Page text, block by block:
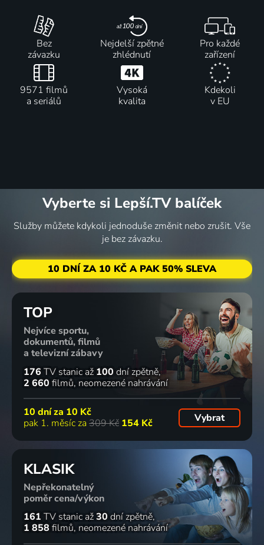
Bez
závazku
Nejdelší zpětné
zhlédnutí
Pro každé
zařízení
9571 filmů
a seriálů
Vysoká
kvalita
Kdekoli
v EU
Vyberte si Lepší.TV balíček
Služby můžete kdykoli jednoduše změnit nebo zrušit. Vše
je bez závazku.
10 DNÍ ZA 10 KČ A PAK 50% SLEVA
TOP
Nejvíce sportu,
dokumentů, filmů
a televizní zábavy
176 TV stanic až 100 dní zpětně
2 660 filmů neomezené nahrávání
10 dní za 10 Kč
pak 1. měsíc za 309 Kč 154 Kč Vybrat
KLASIK
Nepřekonatelný
poměr cena/výkon
161 TV stanic až30 dní zpětně
1 858 filmů neomezené nahrávání